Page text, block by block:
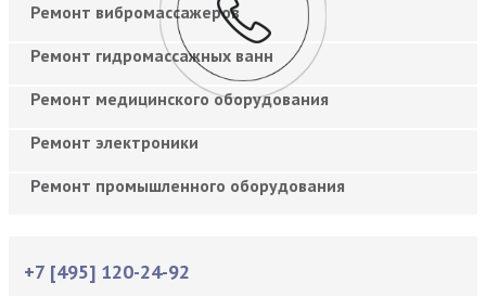
Ремонт вибромассажеров
Ремонт гидромассажных ванн
Ремонт медицинского оборудования
Ремонт электроники
Ремонт промышленного оборудования
+7 [495] 120-24-92